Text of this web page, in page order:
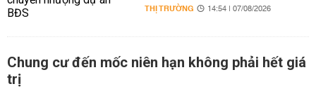
THỊ TRƯỜNG 14:54 | 07/08/2026
Chung cư đến mốc niên hạn không phải hết giá
trị